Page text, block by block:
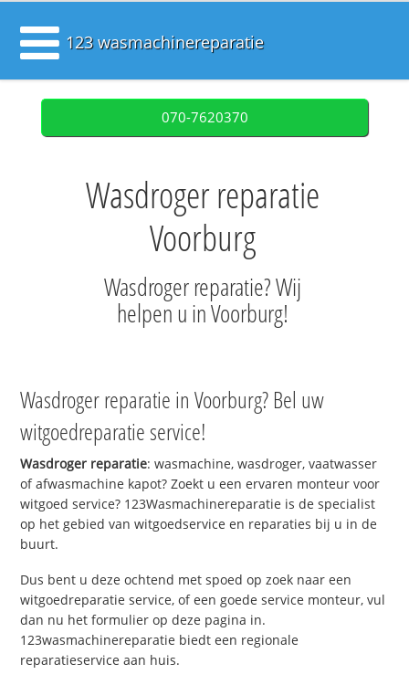
123 wasmachinereparatie
070-7620370
Wasdroger reparatie
Voorburg
Wasdroger reparatie? Wij
helpen u in Voorburg!
Wasdroger reparatie in Voorburg? Bel uw
witgoedreparatie service!
Wasdroger reparatie: wasmachine, wasdroger, vaatwasser
of afwasmachine kapot? Zoekt u een ervaren monteur voor
witgoed service? 123Wasmachinereparatie is de specialist
op het gebied van witgoedservice en reparaties bij u in de
buurt.
Dus bent u deze ochtend met spoed op zoek naar een
witgoedreparatie service, of een goede service monteur, vul
dan nu het formulier op deze pagina in.
123wasmachinereparatie biedt een regionale
reparatieservice aan huis.